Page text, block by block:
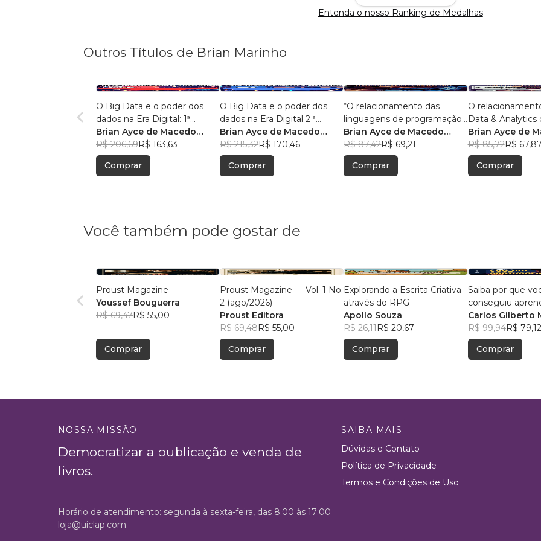
Entenda o nosso Ranking de Medalhas
Outros Títulos de Brian Marinho
O Big Data e o poder dos
dados na Era Digital: 1ª
Edição.
Brian Ayce de Macedo
Marinho
R$ 206,69R$ 163,63
Comprar
O Big Data e o poder dos
dados na Era Digital 2 ª
Edição:
Brian Ayce de Macedo
Marinho
R$ 215,32R$ 170,46
Comprar
“O relacionamento das
linguagens de programação
com o big data e analytics.”
Brian Ayce de Macedo
Marinho
R$ 87,42R$ 69,21
Comprar
O
Data & Analytics
Com 50
respostas.
Brian Ayce de
Marinho
R$ 85,72R$ 67,87
Comprar
Você também pode gostar de
Proust Magazine
Youssef Bouguerra
R$ 69,47R$ 55,00
Comprar
Proust Magazine — Vol. 1 No.
2 (ago/2026)
Proust Editora
R$ 69,48R$ 55,00
Comprar
Explorando a Escrita Criativa
através do RPG
Apollo Souza
R$ 26,11R$ 20,67
Comprar
Saiba por que
conseguiu
português
Carlos Gilberto
Rodrigues
Ferrari
R$ 99,94R$ 79,12
Comprar
NOSSA MISSÃO
Democratizar a publicação e venda de
livros.
SAIBA MAIS
Dúvidas e Contato
Política de Privacidade
Termos e Condições de Uso
Horário de atendimento: segunda à sexta-feira, das 8:00 às 17:00
loja@uiclap.com